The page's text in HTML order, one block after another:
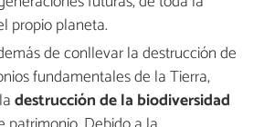
propio planeta.
de conllevar la destrucción de
fundamentales de la Tierra,
destrucción de la biodiversidad